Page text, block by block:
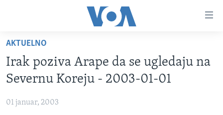
glavni
sadržaj
Idi
na
glavnu
navigaciju
NASLOVNA
RUBRIKE
BALKAN
OTVORENI STUDIO
AKTUELNO
Irak poziva Arape da se ugledaju na
Severnu Koreju - 2003-01-01
01 januar, 2003